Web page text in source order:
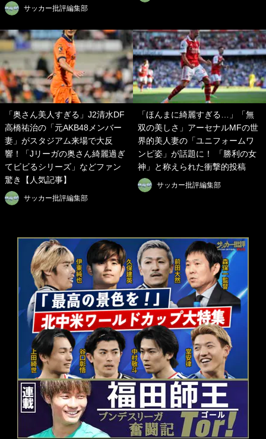
サッカー批評編集部
「奥さん美人すぎる」J2清水DF
高橋祐治の「元AKB48メンバー
妻」がスタジアム来場で大反
響！「Jリーガの奥さん綺麗過ぎ
てビビるシリーズ」などファン
驚き【人気記事】
サッカー批評編集部
「ほんまに綺麗すぎる…」「無
双の美しさ」アーセナルMFの世
界的美人妻の「ユニフォームワ
ンピ姿」が話題に！ 「勝利の女
神」と称えられた衝撃的投稿
サッカー批評編集部